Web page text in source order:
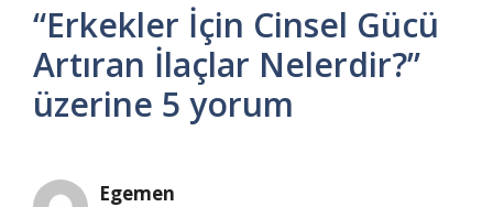
“Erkekler İçin Cinsel Gücü
Artıran İlaçlar Nelerdir?”
üzerine 5 yorum
Egemen